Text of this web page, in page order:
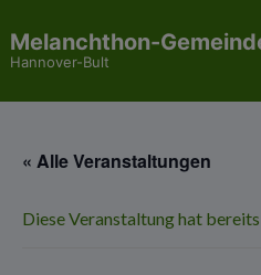
Zum
Melanchthon-
Hannover-Bult
« Alle Veranstaltungen
Diese Veranstaltung hat